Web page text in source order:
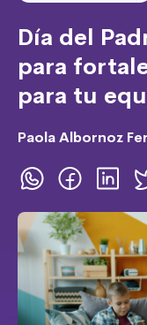
Día del
para
para tu
Paola Albornoz